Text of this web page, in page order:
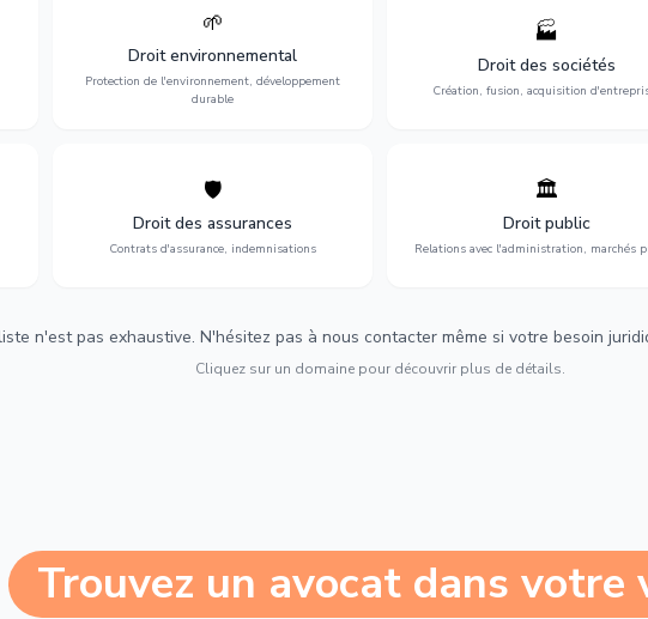
🌱
Droit environnemental
Protection de l'environnement, développement
durable
environnementale, litiges et
développement durable.
🏭
Droit des sociétés
Création, fusion, acquisition
Structuration de votre société :
fusion-acquisition, gouvernance
restructuration.
🛡️
Droit des assurances
Contrats d'assurance, indemnisations
Défense de vos intérêts : contrats
d'assurance, sinistres et indemnisations
optimales.
🏛️
Droit public
Relations avec l'administration, marchés
Gestion de vos relations avec
l'administration : marchés
urbanisme et contentieux.
n'est pas exhaustive. N'hésitez pas à nous contacter même si votre besoin
Cliquez sur un domaine pour découvrir plus de détails.
Trouvez un avocat dans votre